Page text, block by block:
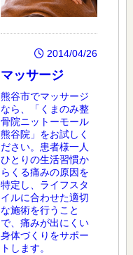
2014/04/26
マッサージ
熊谷市でマッサージ
なら、「くまのみ整
骨院ニットーモール
熊谷院」をお試しく
ださい。患者様一人
ひとりの生活習慣か
らくる痛みの原因を
特定し、ライフスタ
イルに合わせた適切
な施術を行うこと
で、痛みが出にくい
身体づくりをサポー
トします。